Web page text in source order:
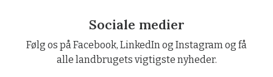
Sociale medier
Følg os på Facebook, LinkedIn og Instagram og få
alle landbrugets vigtigste nyheder.